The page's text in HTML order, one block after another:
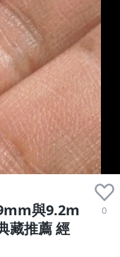
與9.2m
藏推薦 經
0